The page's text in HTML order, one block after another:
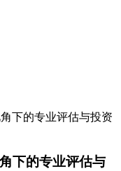
下的专业评估与投资
下的专业评估与